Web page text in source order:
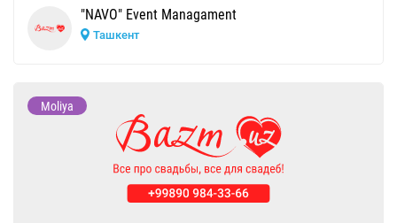
"NAVO" Event Managament
Ташкент
Moliya